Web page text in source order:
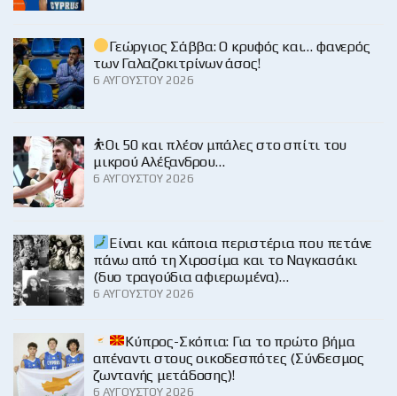
Γεώργιος Σάββα: Ο κρυφός και… φανερός
των Γαλαζοκιτρίνων άσος!
6 ΑΥΓΟΎΣΤΟΥ 2026
⛹️Οι 50 και πλέον μπάλες στο σπίτι του
μικρού Αλέξανδρου…
6 ΑΥΓΟΎΣΤΟΥ 2026
Είναι και κάποια περιστέρια που πετάνε
πάνω από τη Χιροσίμα και το Ναγκασάκι
(δυο τραγούδια αφιερωμένα)…
6 ΑΥΓΟΎΣΤΟΥ 2026
Κύπρος-Σκόπια: Για το πρώτο βήμα
απέναντι στους οικοδεσπότες (Σύνδεσμος
ζωντανής μετάδοσης)!
6 ΑΥΓΟΎΣΤΟΥ 2026